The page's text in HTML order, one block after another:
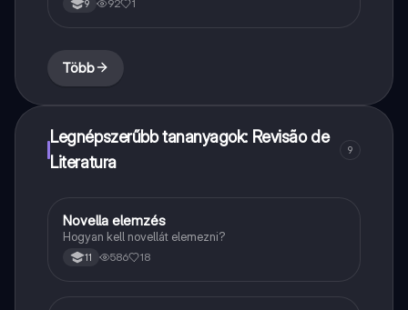
9 92 1
Több
Legnépszerűbb tananyagok: Revisão de
Literatura
9
Magyar
Novella elemzés
Hogyan kell novellát elemezni?
11 586 18